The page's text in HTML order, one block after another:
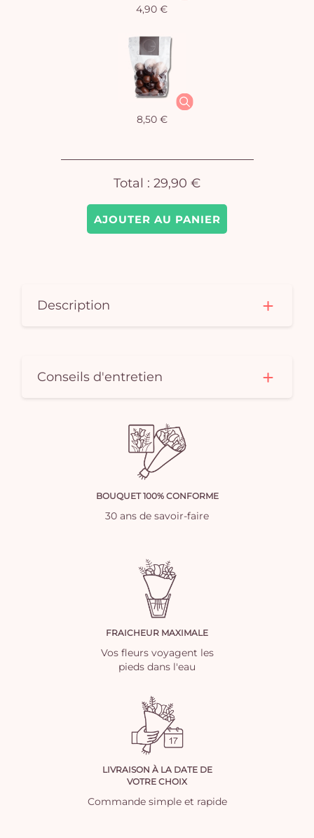
AJOUTER AU PANIER
4,90 €
8,50 €
Total : 29,90 €
Description
Conseils d'entretien
BOUQUET 100% CONFORME
30 ans de savoir-faire
FRAICHEUR MAXIMALE
Vos fleurs voyagent les
pieds dans l'eau
LIVRAISON À LA DATE DE
VOTRE CHOIX
Commande simple et rapide